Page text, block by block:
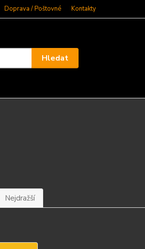
Doprava / Poštovné Kontakty
Hledat
Nejdražší